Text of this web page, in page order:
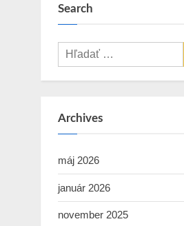
Search
Hľadať:
Archives
máj 2026
január 2026
november 2025